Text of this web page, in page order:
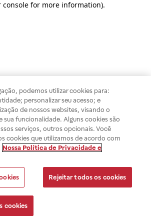
console for more information).
podemos utilizar cookies para:
personalizar seu acesso; e
de nossos websites, visando o
funcionalidade. Alguns cookies são
serviços, outros opcionais. Você
cookies que utilizamos de acordo com
Nossa Política de Privacidade e
Rejeitar todos os cookies
cookies